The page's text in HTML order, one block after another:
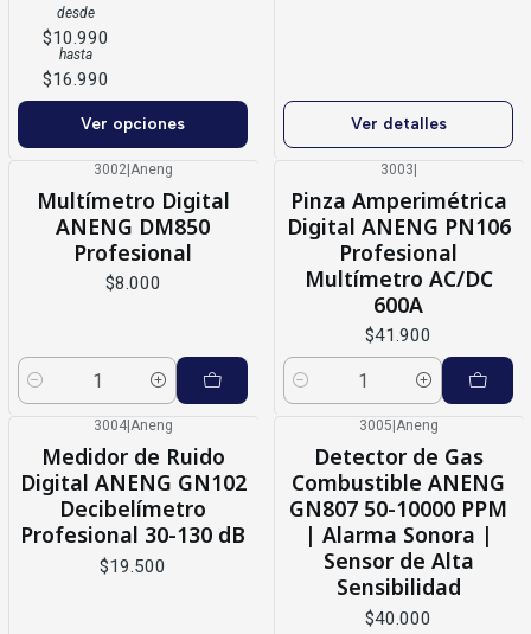
desde
$10.990
hasta
$16.990
Ver opciones Ver detalles
3002|Aneng
Multímetro Digital
ANENG DM850
Profesional
$8.000
Cantidad
3003|
Pinza Amperimétrica
Digital ANENG PN106
Profesional
Multímetro AC/DC
600A
$41.900
Cantidad
3004| Aneng
Medidor de Ruido
Digital ANENG GN102
Decibelímetro
Profesional 30-130 dB
$19.500
3005 Aneng
Detector de Gas
Combustible ANENG
GN807 50-10000 PPM
| Alarma Sonora |
Sensor de Alta
Sensibilidad
$40.000